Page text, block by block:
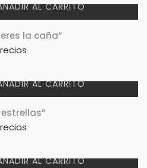
AL CARRITO
la caña”
AL CARRITO
AL CARRITO